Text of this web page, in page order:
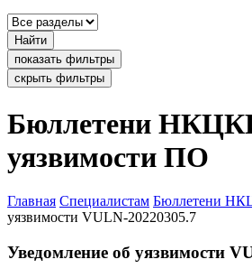
Найти
показать фильтры
скрыть фильтры
Бюллетени
уязвимости ПО
Главная Специалистам Бюллетени
уязвимости VULN-20220305.7
Уведомление об уязвимости